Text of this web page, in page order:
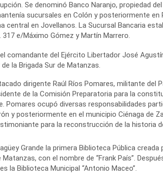
Se denominó Banco Naranjo, propiedad
sucursales en Colón y posteriormente en
central en Jovellanos. La Sucursal Bancaria
317 e/Máximo Gómez y Martín Marrero.
comandante del Ejército Libertador José
la Brigada Sur de Matanzas.
dirigente Raúl Ríos Pomares, militante del
de la Comisión Preparatoria para la
Pomares ocupó diversas responsabilidades
y posteriormente en el municipio Ciénaga de
para la reconstrucción de la historia
Grande la primera Biblioteca Pública creada
Matanzas, con el nombre de “Frank País”.
la Biblioteca Municipal “Antonio Maceo”.